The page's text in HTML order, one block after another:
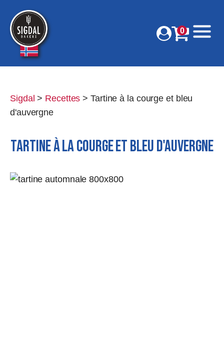
0
Sigdal > Recettes >Tartine à la courge et bleu
d'auvergne
TARTINE À LA COURGE ET BLEU D'AUVERGNE